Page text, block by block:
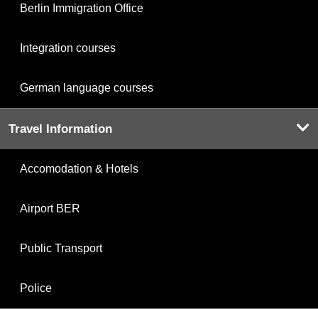
Berlin Immigration Office
Integration courses
German language courses
Travel Information
Accomodation & Hotels
Airport BER
Public Transport
Police